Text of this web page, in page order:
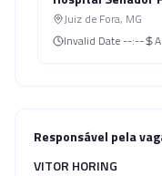
Juiz de Fora, MG
Invalid Date --:--
Responsável pela
VITOR HORING